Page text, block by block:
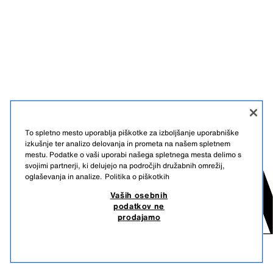
To spletno mesto uporablja piškotke za izboljšanje uporabniške
izkušnje ter analizo delovanja in prometa na našem spletnem
mestu. Podatke o vaši uporabi našega spletnega mesta delimo s
svojimi partnerji, ki delujejo na področjih družabnih omrežij,
oglaševanja in analize. Politika o piškotkih
Vaših osebnih
podatkov ne
prodajamo